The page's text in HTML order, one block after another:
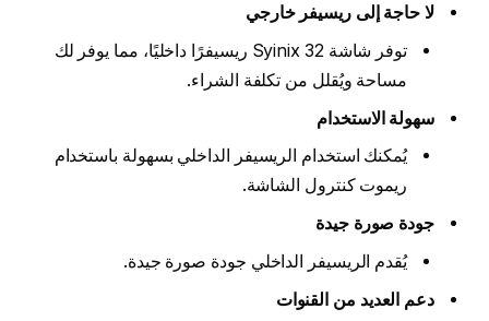
لا حاجة إلى ريسيفر خارجي
توفر شاشة Syinix 32 ريسيفرًا داخليًا، مما يوفر لك
مساحة ويُقلل من تكلفة الشراء.
سهولة الاستخدام
يُمكنك استخدام الريسيفر الداخلي بسهولة باستخدام
ريموت كنترول الشاشة.
جودة صورة جيدة
يُقدم الريسيفر الداخلي جودة صورة جيدة.
دعم العديد من القنوات